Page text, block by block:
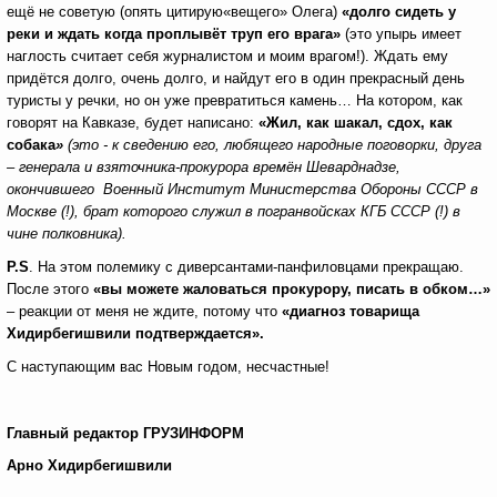
ещё не советую (опять цитирую«вещего» Олега) «долго сидеть у
реки и ждать когда проплывёт труп его врага» (это упырь имеет
наглость считает себя журналистом и моим врагом!). Ждать ему
придётся долго, очень долго, и найдут его в один прекрасный день
туристы у речки, но он уже превратиться камень… На котором, как
говорят на Кавказе, будет написано: «Жил, как шакал, сдох, как
собака» (это - к сведению его, любящего народные поговорки, друга
– генерала и взяточника-прокурора времён Шеварднадзе,
окончившего Военный Институт Министерства Обороны СССР в
Москве (!), брат которого служил в погранвойсках КГБ СССР (!) в
чине полковника).
P.S. На этом полемику с диверсантами-панфиловцами прекращаю.
После этого «вы можете жаловаться прокурору, писать в обком…»
– реакции от меня не ждите, потому что «диагноз товарища
Хидирбегишвили подтверждается».
С наступающим вас Новым годом, несчастные!
Главный редактор ГРУЗИНФОРМ
Арно Хидирбегишвили